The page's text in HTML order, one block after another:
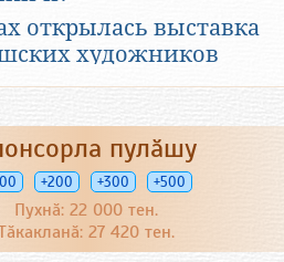
личности. В
годах на
идёт
группы с
в руках.
открылась выставка
художников
пулӑшу
+200 +300 +500
Пухнӑ: 22 000 тен.
27 420 тен.